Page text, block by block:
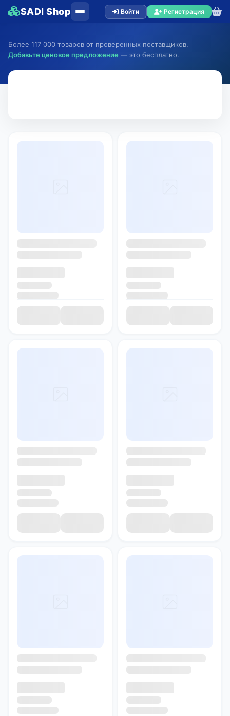
SADI Shop Войти Регистрация
Более 117 000 товаров от проверенных поставщиков.
Добавьте ценовое предложение — это бесплатно.